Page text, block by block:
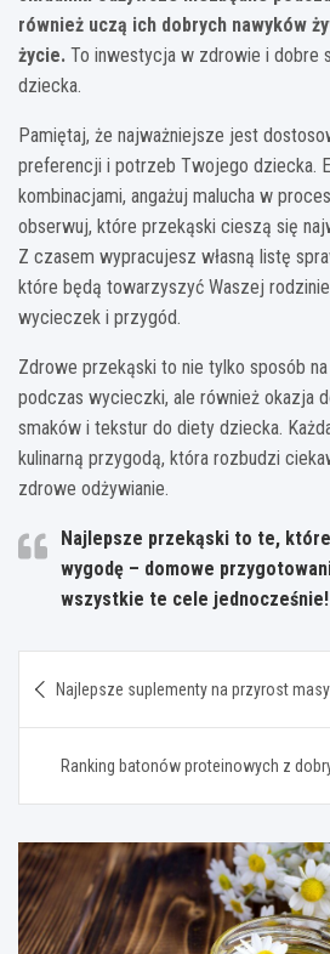
również uczą ich dobrych nawyków
życie. To inwestycja w zdrowie i dobre
dziecka.
Pamiętaj, że najważniejsze jest
preferencji i potrzeb Twojego dziecka.
kombinacjami, angażuj malucha w
obserwuj, które przekąski cieszą się
Z czasem wypracujesz własną listę
które będą towarzyszyć Waszej
wycieczek i przygód.
Zdrowe przekąski to nie tylko sposób
podczas wycieczki, ale również okazja
smaków i tekstur do diety dziecka.
kulinarną przygodą, która rozbudzi
zdrowe odżywianie.
Najlepsze przekąski to te,
wygodę – domowe
wszystkie te cele jednocześnie!
wpisu
Najlepsze suplementy na przyrost
Ranking batonów proteinowych z